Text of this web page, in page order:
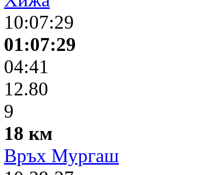
10:07:29
01:07:29
04:41
12.80
9
18 км
Връх Мургаш